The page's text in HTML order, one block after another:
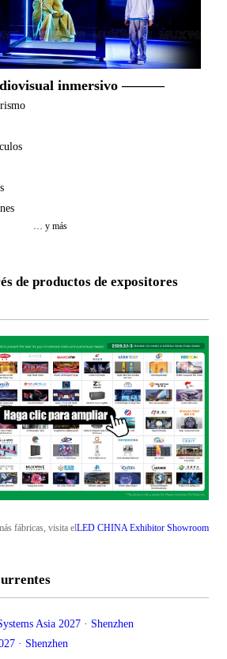
inmersivo ———
… y más
de productos de expositores
fábricas, visita elLED CHINA Exhibitor Showroom
Asia 2027 · Shenzhen
· Shenzhen